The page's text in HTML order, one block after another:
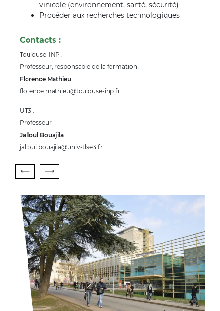
vinicole (environnement, santé, sécurité)
Procéder aux recherches technologiques
Contacts :
Toulouse-INP :
Professeur, responsable de la formation :
Florence Mathieu
florence.mathieu@toulouse-inp.fr
UT3 :
Professeur
Jalloul Bouajila
jalloul.bouajila@univ-tlse3.fr